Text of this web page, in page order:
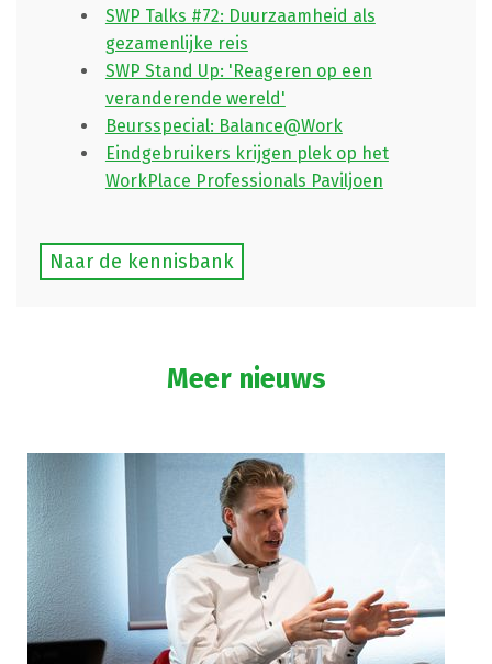
SWP Talks #72: Duurzaamheid als
gezamenlijke reis
SWP Stand Up: 'Reageren op een
veranderende wereld'
Beursspecial: Balance@Work
Eindgebruikers krijgen plek op het
WorkPlace Professionals Paviljoen
Naar de kennisbank
Meer nieuws